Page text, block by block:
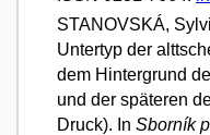
STANOVSKÁ,
Untertyp der
dem Hintergrund
und der späteren
Druck). In Sborník